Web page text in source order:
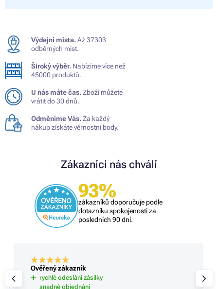
Výdejní místa.Až 37303
odběrných míst.
Široký výběr. Nabízíme více než
45000 produktů.
U nás máte čas.Zboží můžete
vrátit do 30 dnů.
Odměníme Vás.Za každý
nákup získáte věrnostní body.
Zákazníci nás chválí
93%
zákazníků doporučuje podle
dotazníku spokojenosti za
posledních 90 dní.
Ověřený zákazník
rychlé odeslání zásilky
snadné objednání